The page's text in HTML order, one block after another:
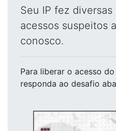
Seu IP fez
acessos suspeitos
conosco.
Para liberar o acesso do
responda ao desafio